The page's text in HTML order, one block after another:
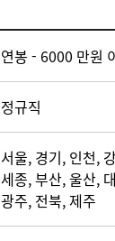
연봉 - 6000 만원
정규직
서울, 경기, 인천,
세종, 부산, 울산,
광주, 전북, 제주